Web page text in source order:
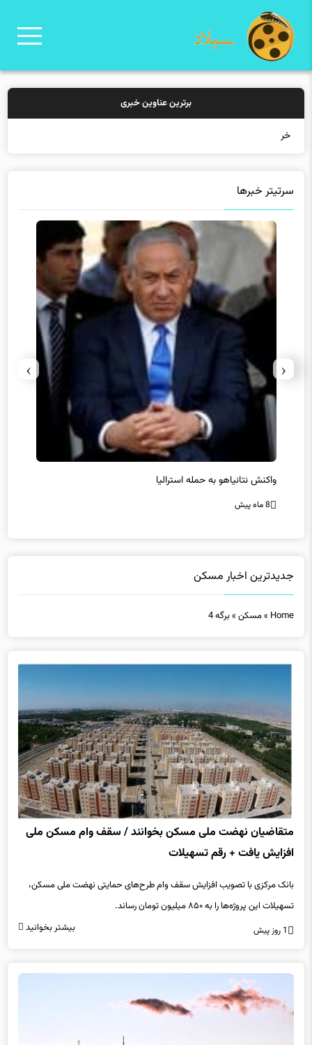
برترین عناوین خبری
خرید بیمه: سنتی یا آنلاین
سرتیتر خبرها
واکنش نتانیاهو به حمله استرالیا
8 ماه پیش
‹
›
جدیدترین اخبار مسکن
Home
»مسکن »برگه 4
متقاضیان نهضت ملی مسکن بخوانند / سقف وام مسکن‌ ملی
افزایش یافت + رقم تسهیلات
بانک مرکزی با تصویب افزایش سقف وام طرح‌های حمایتی نهضت ملی مسکن،
تسهیلات این پروژه‌ها را به ۸۵۰ میلیون تومان رساند.
1 روز پیش بیشتر بخوانید